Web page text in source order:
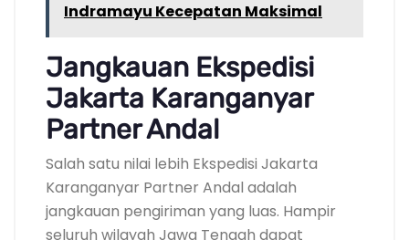
Indramayu Kecepatan Maksimal
Jangkauan Ekspedisi
Jakarta Karanganyar
Partner Andal
Salah satu nilai lebih Ekspedisi Jakarta
Karanganyar Partner Andal adalah
jangkauan pengiriman yang luas. Hampir
seluruh wilayah Jawa Tengah dapat